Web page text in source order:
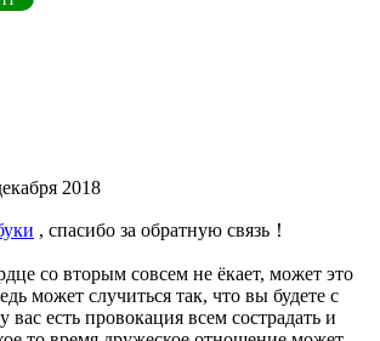
2018
, спасибо за обратную связь！
со вторым совсем не ёкает, может это
может случиться так, что вы будете с
вас есть провокация всем сострадать и